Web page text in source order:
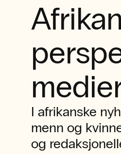
I afrikanske
menn og
og